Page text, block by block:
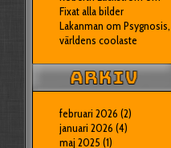
Fixat alla bilder
Lakanman om Psygnosis,
världens coolaste
februari 2026 (2)
januari 2026 (4)
maj 2025 (1)